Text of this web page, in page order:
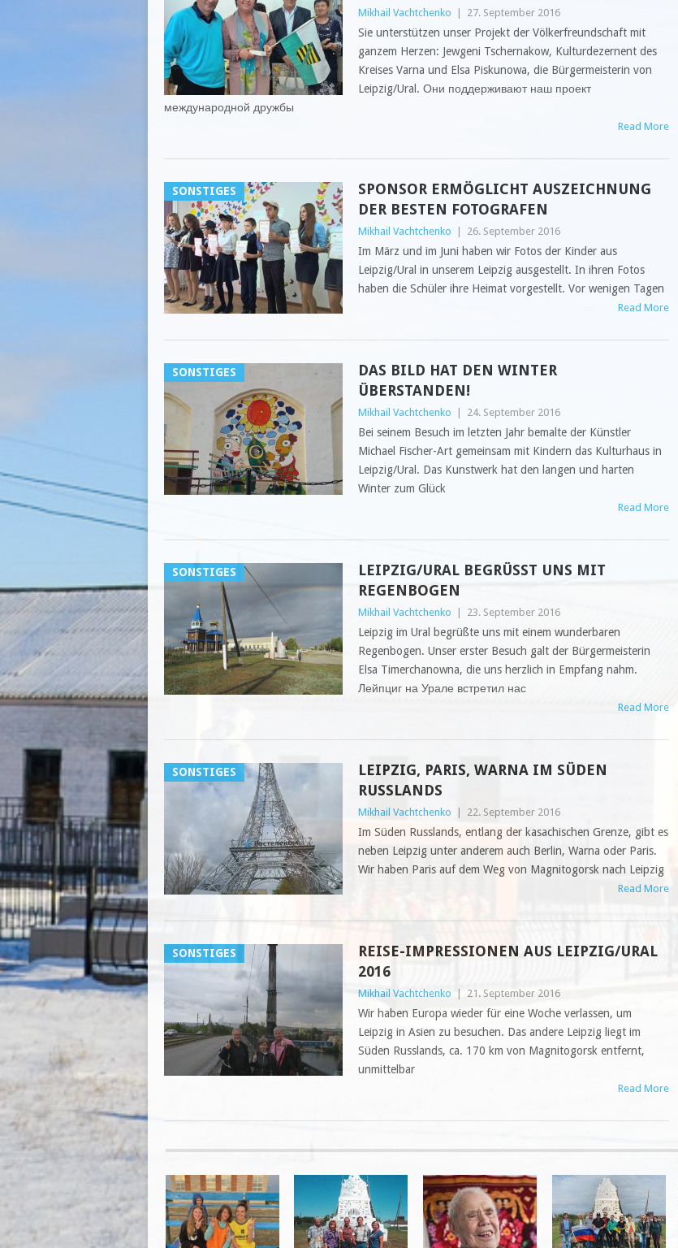
Mikhail Vachtchenko 27. September 2016
Sie unterstützen unser Projekt der Völkerfreundschaft mit
ganzem Herzen: Jewgeni Tschernakow, Kulturdezernent des
Kreises Varna und Elsa Piskunowa, die Bürgermeisterin von
Leipzig/Ural. Они поддерживают наш проект
международной дружбы
Read More
SONSTIGES
SPONSOR ERMÖGLICHT AUSZEICHNUNG
DER BESTEN FOTOGRAFEN
Mikhail Vachtchenko 26. September 2016
Im März und im Juni haben wir Fotos der Kinder aus
Leipzig/Ural in unserem Leipzig ausgestellt. In ihren Fotos
haben die Schüler ihre Heimat vorgestellt. Vor wenigen Tagen
Read More
SONSTIGES
DAS BILD HAT DEN WINTER
ÜBERSTANDEN!
Mikhail Vachtchenko 24. September 2016
Bei seinem Besuch im letzten Jahr bemalte der Künstler
Michael Fischer-Art gemeinsam mit Kindern das Kulturhaus in
Leipzig/Ural. Das Kunstwerk hat den langen und harten
Winter zum Glück
Read More
SONSTIGES
LEIPZIG/URAL BEGRÜSST UNS MIT R
EGENBOGEN
Mikhail Vachtchenko 23. September 2016
Leipzig im Ural begrüßte uns mit einem wunderbaren
Regenbogen. Unser erster Besuch galt der Bürgermeisterin
Elsa Timerchanowna, die uns herzlich in Empfang nahm.
Лейпциг на Урале встретил нас
Read More
SONSTIGES
LEIPZIG, PARIS, WARNA IM SÜDEN
RUSSLANDS
Mikhail Vachtchenko 22. September 2016
Im Süden Russlands, entlang der kasachischen Grenze, gibt es
neben Leipzig unter anderem auch Berlin, Warna oder Paris.
Wir haben Paris auf dem Weg von Magnitogorsk nach Leipzig
Read More
SONSTIGES
REISE-IMPRESSIONEN AUS LEIPZIG/URAL
2016
Mikhail Vachtchenko 21. September 2016
Wir haben Europa wieder für eine Woche verlassen, um
Leipzig in Asien zu besuchen. Das andere Leipzig liegt im
Süden Russlands, ca. 170 km von Magnitogorsk entfernt,
unmittelbar
Read More